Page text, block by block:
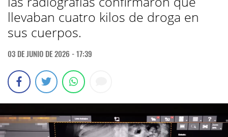
llevaban cuatro kilos de droga en
sus cuerpos.
03 DE JUNIO DE 2026 - 17:39